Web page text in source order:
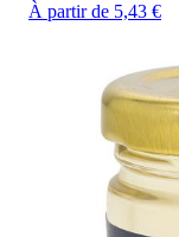
À partir de 5,43 €